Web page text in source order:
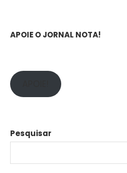
APOIE O JORNAL NOTA!
Pesquisar